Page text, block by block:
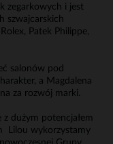
zegarkowych i jest
szwajcarskich
Patek Philippe,
salonów pod
a Magdalena
za rozwój marki.
dużym potencjałem
Lilou wykorzystamy